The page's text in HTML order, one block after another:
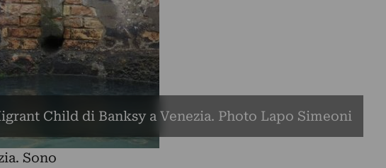
Child di Banksy a Venezia. Photo Lapo Simeoni
Sono